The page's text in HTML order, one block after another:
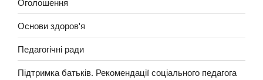
Основи здоров'я
Педагогічні ради
Підтримка батьків. Рекомендації соціального педагога